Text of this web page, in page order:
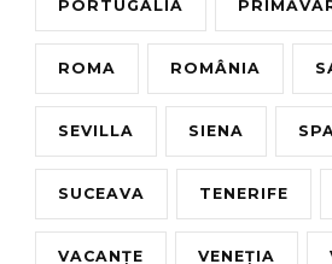
PORTUGALIA
ROMA ROMÂNIA
SEVILLA SIENA
SUCEAVA TENERIFE
VACANȚE VENEȚIA